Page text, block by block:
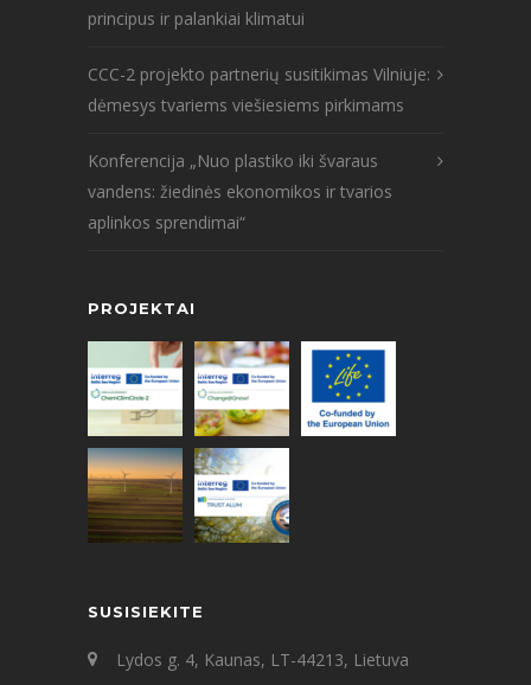
principus ir palankiai klimatui
CCC-2 projekto partnerių susitikimas Vilniuje:
dėmesys tvariems viešiesiems pirkimams
Konferencija „Nuo plastiko iki švaraus
vandens: žiedinės ekonomikos ir tvarios
aplinkos sprendimai“
PROJEKTAI
SUSISIEKITE
Lydos g. 4, Kaunas, LT-44213, Lietuva